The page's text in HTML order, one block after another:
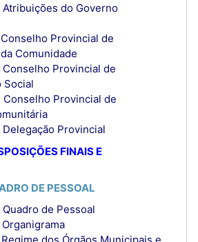
do Governo
Provincial de
Comunidade
Provincial de
Social
Provincial de
Provincial
FINAIS E
DE PESSOAL
de Pessoal